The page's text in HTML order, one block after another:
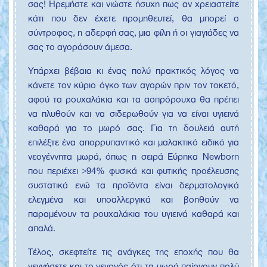
σας! Ηρεμήστε και νιώστε ήσυχη πως αν χρειαστείτε
κάτι που δεν έχετε προμηθευτεί, θα μπορεί ο
σύντροφος, η αδερφή σας, μια φίλη ή οι γιαγιάδες να
σας το αγοράσουν άμεσα.
Υπάρχει βέβαια κι ένας πολύ πρακτικός λόγος να
κάνετε τον κύριο όγκο των αγορών πριν τον τοκετό,
αφού τα ρουχαλάκια και τα ασπρόρουχα θα πρέπει
να πλυθούν και να σιδερωθούν για να είναι υγιεινά
καθαρά για το μωρό σας. Για τη δουλειά αυτή
επιλέξτε ένα απορρυπαντικό και μαλακτικό ειδικό για
νεογέννητα μωρά, όπως η σειρά Εύρηκα Newborn
που περιέχει >94% φυσικά και φυτικής προέλευσης
συστατικά ενώ τα προϊόντα είναι δερματολογικά
ελεγμένα και υποαλλεργικά και βοηθούν να
παραμένουν τα ρουχαλάκια του υγιεινά καθαρά και
απαλά.
Τέλος, σκεφτείτε τις ανάγκες της εποχής που θα